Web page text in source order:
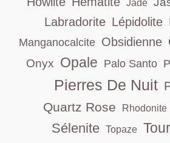
Jade
Labradorite Lépidolite
Manganocalcite Obsidienne
Onyx Opale Palo Santo
Pierres De Nuit
Quartz Rose Rhodonite
Sélenite Topaze